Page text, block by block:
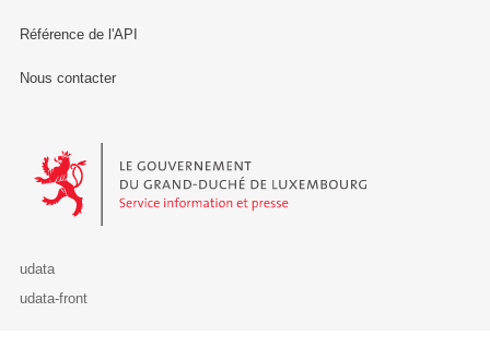
Référence de l'API
Nous contacter
Le Gouvernement du Grand-Duché de Luxembourg - Service
udata
udata-front